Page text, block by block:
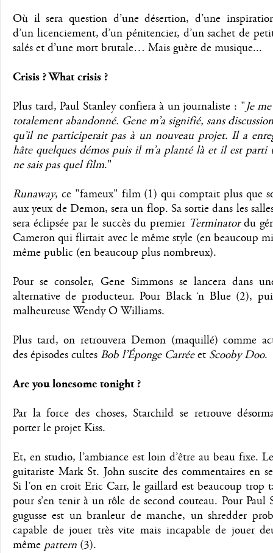
Où il sera question d’une désertion, d’une
d’un licenciement, d’un pénitencier, d’un sachet de
salés et d’une mort brutale… Mais guère de musique...
Crisis ? What crisis ?
Plus tard, Paul Stanley confiera à un journaliste : "Je
totalement abandonné. Gene m’a signifié, sans
qu’il ne participerait pas à un nouveau projet. Il a
hâte quelques démos puis il m’a planté là et il est parti
ne sais pas quel film."
Runaway, ce "fameux" film (1) qui comptait plus que
aux yeux de Demon, sera un flop. Sa sortie dans les
sera éclipsée par le succès du premier Terminatordu
Cameron qui flirtait avec le même style (en beaucoup
même public (en beaucoup plus nombreux).
Pour se consoler, Gene Simmons se lancera dans
alternative de producteur. Pour Black ‘n Blue (2),
malheureuse Wendy O Williams.
Plus tard, on retrouvera Demon (maquillé) comme
des épisodes cultes Bob l’Éponge Carréeet Scooby Doo.
Are you lonesome tonight ?
Par la force des choses, Starchild se retrouve
porter le projet Kiss.
Et, en studio, l’ambiance est loin d’être au beau fixe.
guitariste Mark St. John suscite des commentaires en
Si l’on en croit Eric Carr, le gaillard est beaucoup trop
pour s’en tenir à un rôle de second couteau. Pour Paul
gugusse est un branleur de manche, un shredder
capable de jouer très vite mais incapable de jouer
même pattern (3).